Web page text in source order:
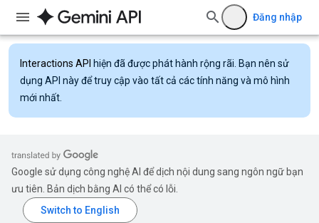
Đăng nhập
Interactions API hiện đã được phát hành rộng rãi. Bạn nên sử
dụng API này để truy cập vào tất cả các tính năng và mô hình
mới nhất.
Google sử dụng công nghệ AI để dịch nội dung sang ngôn ngữ bạn
ưu tiên. Bản dịch bằng AI có thể có lỗi.